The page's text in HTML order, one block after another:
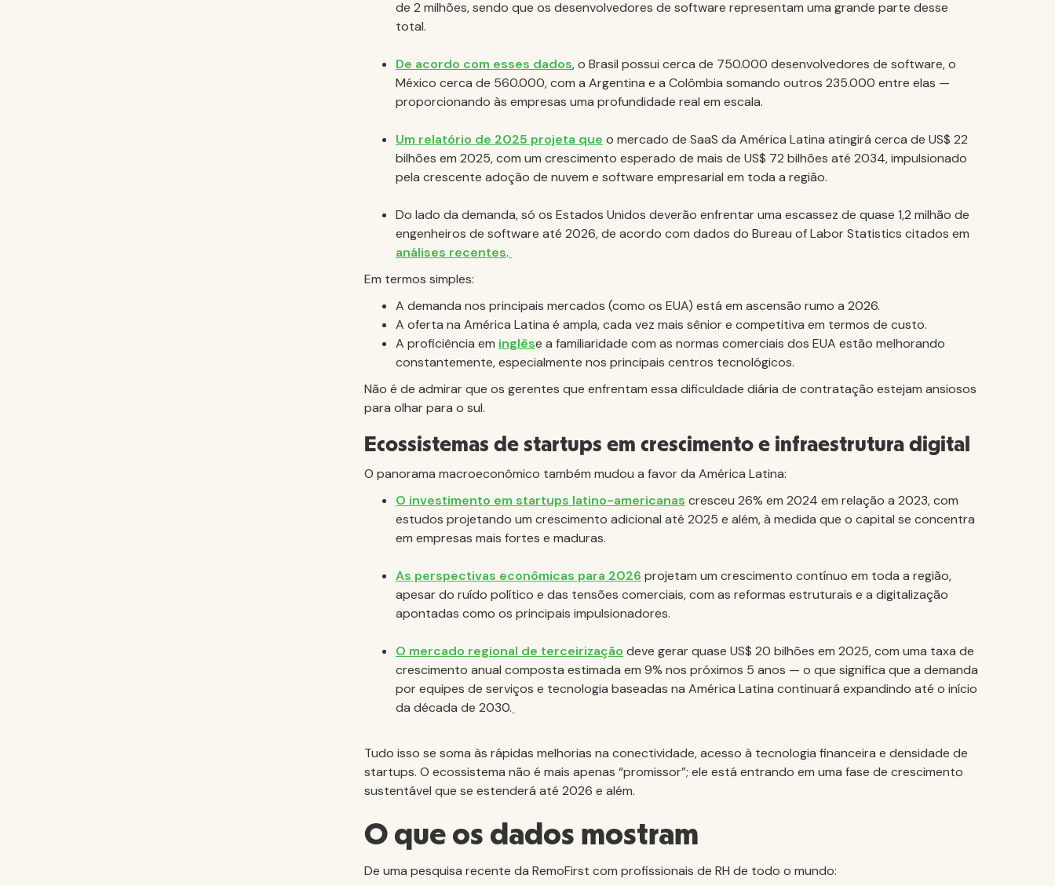
de 2 milhões, sendo que os desenvolvedores de software representam uma grande parte desse
total.
De acordo com esses dados, o Brasil possui cerca de 750.000 desenvolvedores de software, o
México cerca de 560.000, com a Argentina e a Colômbia somando outros 235.000 entre elas —
proporcionando às empresas uma profundidade real em escala.
Um relatório de 2025 projeta que o mercado de SaaS da América Latina atingirá cerca de US$ 22
bilhões em 2025, com um crescimento esperado de mais de US$ 72 bilhões até 2034, impulsionado
pela crescente adoção de nuvem e software empresarial em toda a região.
Do lado da demanda, só os Estados Unidos deverão enfrentar uma escassez de quase 1,2 milhão de
engenheiros de software até 2026, de acordo com dados do Bureau of Labor Statistics citados em
análises recentes.
Em termos simples:
A demanda nos principais mercados (como os EUA) está em ascensão rumo a 2026.
A oferta na América Latina é ampla, cada vez mais sênior e competitiva em termos de custo.
A proficiência em inglêse a familiaridade com as normas comerciais dos EUA estão melhorando
constantemente, especialmente nos principais centros tecnológicos.
Não é de admirar que os gerentes que enfrentam essa dificuldade diária de contratação estejam ansiosos
para olhar para o sul.
Ecossistemas de startups em crescimento e infraestrutura digital
O panorama macroeconômico também mudou a favor da América Latina:
O investimento em startups latino-americanas cresceu 26% em 2024 em relação a 2023, com
estudos projetando um crescimento adicional até 2025 e além, à medida que o capital se concentra
em empresas mais fortes e maduras.
As perspectivas econômicas para 2026 projetam um crescimento contínuo em toda a região,
apesar do ruído político e das tensões comerciais, com as reformas estruturais e a digitalização
apontadas como os principais impulsionadores.
O mercado regional de terceirização deve gerar quase US$ 20 bilhões em 2025, com uma taxa de
crescimento anual composta estimada em 9% nos próximos 5 anos — o que significa que a demanda
por equipes de serviços e tecnologia baseadas na América Latina continuará expandindo até o início
da década de 2030.
Tudo isso se soma às rápidas melhorias na conectividade, acesso à tecnologia financeira e densidade de
startups. O ecossistema não é mais apenas “promissor”; ele está entrando em uma fase de crescimento
sustentável que se estenderá até 2026 e além.
O que os dados mostram
De uma pesquisa recente da RemoFirst com profissionais de RH de todo o mundo: